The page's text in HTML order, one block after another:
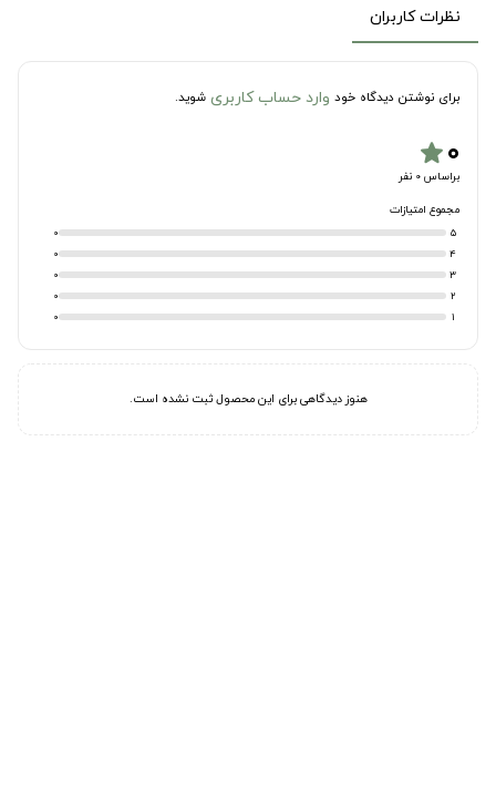
نظرات کاربران
برای نوشتن دیدگاه خود وارد حساب کاربری شوید.
۰star
براساس 0 نفر
مجموع امتیازات
5
0
4
0
3
0
2
0
1
0
هنوز دیدگاهی برای این محصول ثبت نشده است.